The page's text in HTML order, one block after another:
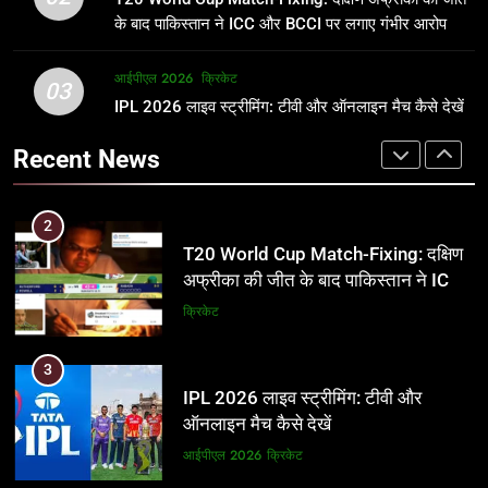
जानकारी
क्रिकेट
2
T20 World Cup Match-Fixing: दक्षिण
3
IPL 2026 लाइव स्ट्रीमिंग: टीवी और
ऑनलाइन मैच कैसे देखें
आईपीएल 2026
4
IPL 2026 टिकट्स: बुकिंग, कीमतें, और
स्टेडियम की पूरी जानकारी
आईपीएल 2026 क्रिकेट
के बाद पाकिस्तान ने ICC और BCCI पर लगाए गंभीर आरोप
03 आईपीएल 2026 क्रिकेट
IPL 2026 लाइव स्ट्रीमिंग: टीवी और ऑनलाइन मैच कैसे देखें
Recent News
समीकरण
T20 वर्ल्ड कप 2026
1
अर्जुन तेंदुलकर की पत्नी सानिया चंडोक:
उम्र, परिवार, करियर और शादी से जुड़ी हर
2
T20 World Cup Match-Fixing: दक्षिण
अफ्रीका की जीत के बाद पाकिस्तान ने ICC
और BCCI पर लगाए गंभीर आरोप
क्रिकेट
3
IPL 2026 लाइव स्ट्रीमिंग: टीवी और
ऑनलाइन मैच कैसे देखें
आईपीएल 2026 क्रिकेट